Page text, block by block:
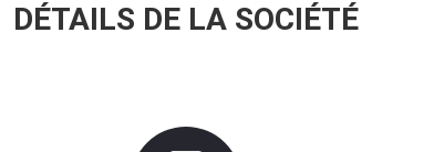
DÉTAILS DE LA SOCIÉTÉ